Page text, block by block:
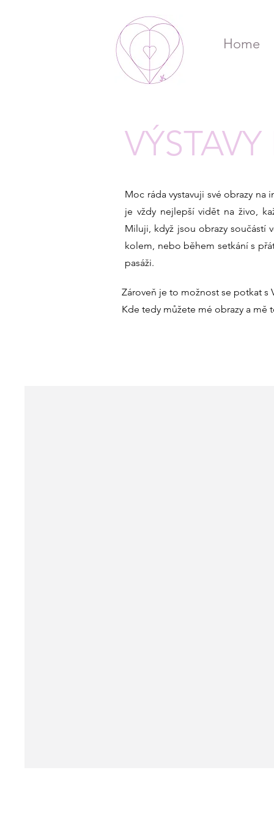
Home
Moc ráda vystavuji své obrazy na
je vždy nejlepší vidět na živo,
Miluji, když jsou obrazy
kolem, nebo během setkání s
pasáži.
Zároveň je to možnost se potkat s
Kde tedy můžete mé obrazy a mě